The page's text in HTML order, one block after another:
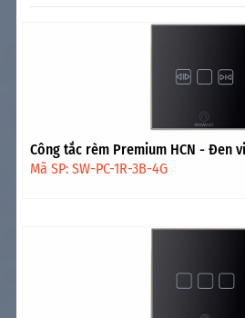
Công tắc rèm Premium HCN - Đen
Mã SP: SW-PC-1R-3B-4G